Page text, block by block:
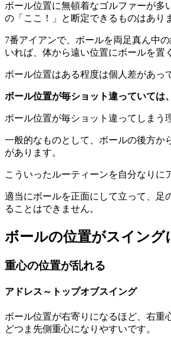
ボール位置に無頓着なゴルファーが多
の「ここ！」と断定できるものはあり
7番アイアンで、ボールを両足真ん中
いれば、体から遠い位置にボールを置
ボール位置はある程度は個人差があっ
ボール位置が毎ショット違っていては
ボール位置が毎ショット違ってしまう
一般的なものとして、ボールの後方か
があります。
こういったルーティーンを自分なりに
適当にボールを正面にして立って、足
ることはできません。
ボールの位置がスイング
重心の位置が乱れる
アドレス～トップオブスイング
ボール位置が右寄りになるほど、右重
どつま先側重心になりやすいです。